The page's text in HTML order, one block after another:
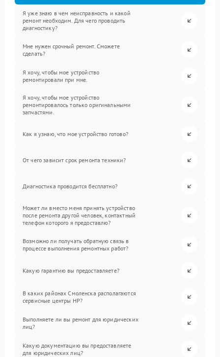
Я уже знаю в чем неисправность и какой
ремонт необходим. Для чего проводить
диагностику?
Мне нужен срочный ремонт. Сможете
сделать?
Я хочу, чтобы мое устройство
ремонтировали при мне.
Я хочу, чтобы мое устройство
ремонтировалось только оригинальными
запчастями.
Как я узнаю, что мое устройство готово?
От чего зависит срок ремонта техники?
Диагностика проводится бесплатно?
Может ли вместо меня принять устройство
после ремонта другой человек, контактный
телефон которого я предоставлю?
Возможно ли получать обратную связь в
процессе выполнения ремонтных работ?
Какую гарантию вы предоставляете?
В каких районах Смоленска располагаются
сервисные центры HP?
Выполняете ли вы ремонт для юридических
лиц?
Какую документацию вы предоставляете
для юридических лиц?